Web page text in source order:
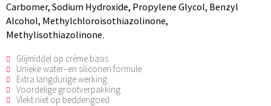
Carbomer, Sodium Hydroxide, Propylene Glycol, Benzyl
Alcohol, Methylchloroisothiazolinone,
Methylisothiazolinone.
Glijmiddel op crème basis
Unieke water- en siliconen formule
Extra langdurige werking
Voordelige grootverpakking
Vlekt niet op beddengoed